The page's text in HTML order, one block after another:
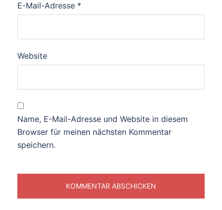
E-Mail-Adresse *
Website
Name, E-Mail-Adresse und Website in diesem
Browser für meinen nächsten Kommentar
speichern.